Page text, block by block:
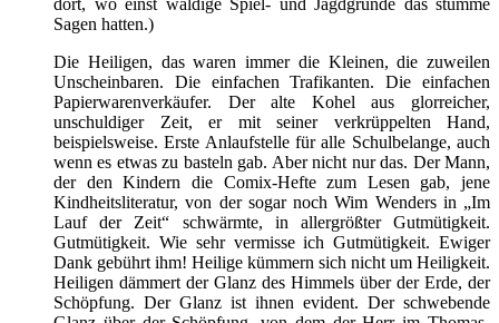
Sagen hatten.)
Die Heiligen, das waren immer die Kleinen, die zuweilen
Unscheinbaren. Die einfachen Trafikanten. Die einfachen
Papierwarenverkäufer. Der alte Kohel aus glorreicher,
unschuldiger Zeit, er mit seiner verkrüppelten Hand,
beispielsweise. Erste Anlaufstelle für alle Schulbelange, auch
wenn es etwas zu basteln gab. Aber nicht nur das. Der Mann,
der den Kindern die Comix-Hefte zum Lesen gab, jene
Kindheitsliteratur, von der sogar noch Wim Wenders in „Im
Lauf der Zeit“ schwärmte, in allergrößter Gutmütigkeit.
Gutmütigkeit. Wie sehr vermisse ich Gutmütigkeit. Ewiger
Dank gebührt ihm! Heilige kümmern sich nicht um Heiligkeit.
Heiligen dämmert der Glanz des Himmels über der Erde, der
Schöpfung. Der Glanz ist ihnen evident. Der schwebende